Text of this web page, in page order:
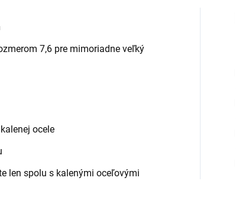
7,6 pre mimoriadne veľký
ocele
len spolu s kalenými oceľovými